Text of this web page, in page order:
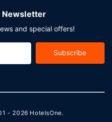
Newsletter
and special offers!
Subscribe
- 2026 HotelsOne.